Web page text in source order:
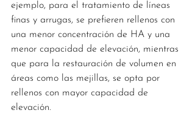
ejemplo, para el tratamiento de líneas
finas y arrugas, se prefieren rellenos con
una menor concentración de HA y una
menor capacidad de elevación, mientras
que para la restauración de volumen en
áreas como las mejillas, se opta por
rellenos con mayor capacidad de
elevación.